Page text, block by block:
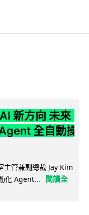
新方向 未來
全自動操
管兼副總裁 Jay Kim
化 Agent...
閱讀全